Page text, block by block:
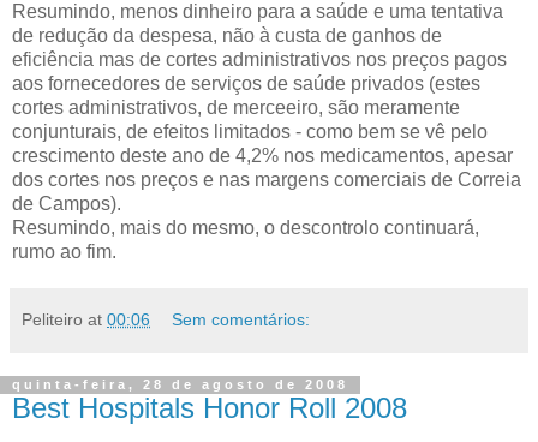
Resumindo, menos dinheiro para a saúde e uma tentativa
de redução da despesa, não à custa de ganhos de
eficiência mas de cortes administrativos nos preços pagos
aos fornecedores de serviços de saúde privados (estes
cortes administrativos, de merceeiro, são meramente
conjunturais, de efeitos limitados - como bem se vê pelo
crescimento deste ano de 4,2% nos medicamentos, apesar
dos cortes nos preços e nas margens comerciais de Correia
de Campos).
Resumindo, mais do mesmo, o descontrolo continuará,
rumo ao fim.
Peliteiro at 00:06 Sem comentários:
quinta-feira, 28 de agosto de 2008
Best Hospitals Honor Roll 2008